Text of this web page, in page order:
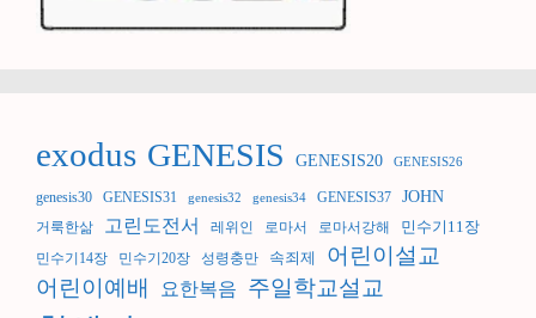
exodus GENESIS GENESIS20 GENESIS26
genesis30 GENESIS31 genesis32 genesis34 GENESIS37 JOHN
거룩한삶 고린도전서 레위인 로마서 로마서강해 민수기11장
민수기14장 민수기20장 성령충만 속죄제
어린이설교
어린이예배
요한복음 주일학교설교